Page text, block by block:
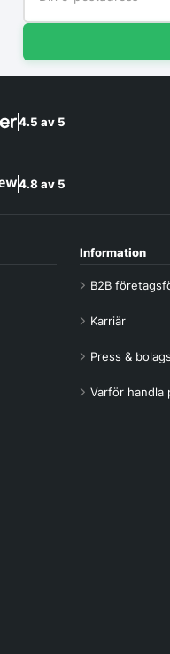
4.5 av 5
4.8 av 5
Information
B2B
Karriär
Press &
Varför handla